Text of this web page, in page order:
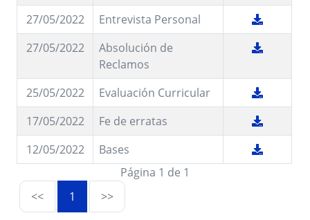
27/05/2022
Entrevista Personal
27/05/2022
Absolución de
Reclamos
25/05/2022
Evaluación Curricular
17/05/2022
Fe de erratas
12/05/2022
Bases
Página 1 de 1
<<
1 >>